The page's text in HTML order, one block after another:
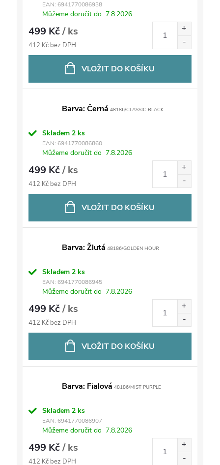
EAN: 6941770086938
Můžeme doručit do 7.8.2026
499 Kč/ ks
412 Kč bez DPH
VLOŽIT DO KOŠÍKU
Barva: Černá 48186/CLASSIC BLACK
Skladem 2 ks
EAN: 6941770086860
Můžeme doručit do 7.8.2026
499 Kč/ ks
412 Kč bez DPH
VLOŽIT DO KOŠÍKU
Barva: Žlutá 48186/GOLDEN HOUR
Skladem 2 ks
EAN: 6941770086945
Můžeme doručit do 7.8.2026
499 Kč/ ks
412 Kč bez DPH
VLOŽIT DO KOŠÍKU
Barva: Fialová 48186/MIST PURPLE
Skladem 2 ks
EAN: 6941770086907
Můžeme doručit do 7.8.2026
499 Kč/ ks
412 Kč bez DPH